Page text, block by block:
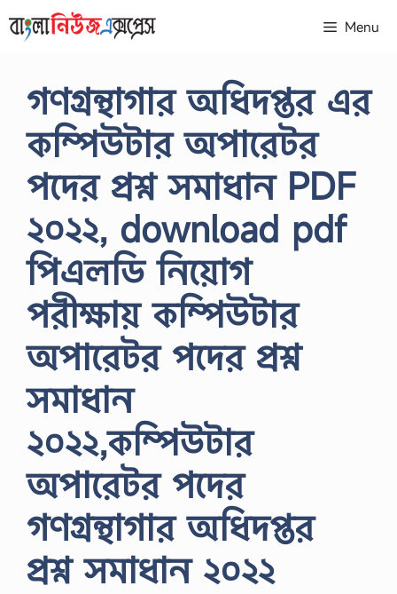
to
Menu
গণগ্রন্থাগার অধিদপ্তর এর
কম্পিউটার অপারেটর
পদের প্রশ্ন সমাধান PDF
২০২২, download pdf
পিএলডি নিয়োগ
পরীক্ষায় কম্পিউটার
অপারেটর পদের প্রশ্ন
সমাধান
২০২২,কম্পিউটার
অপারেটর পদের
গণগ্রন্থাগার অধিদপ্তর
প্রশ্ন সমাধান ২০২২